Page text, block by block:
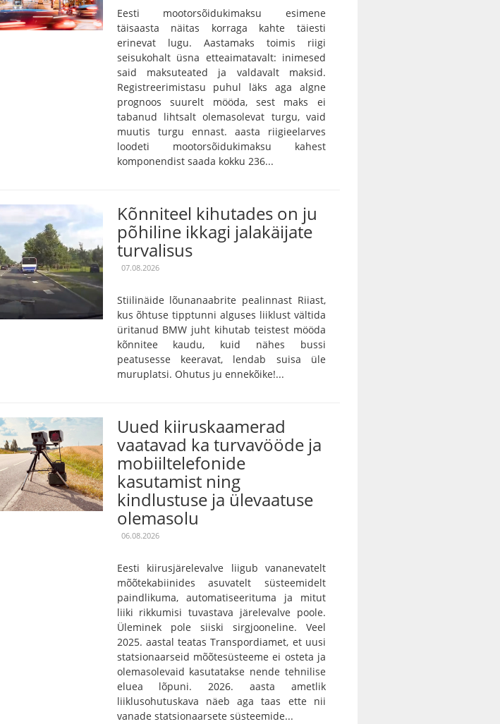
Eesti mootorsõidukimaksu esimene
täisaasta näitas korraga kahte täiesti
erinevat lugu. Aastamaks toimis riigi
seisukohalt üsna etteaimatavalt: inimesed
said maksuteated ja valdavalt maksid.
Registreerimistasu puhul läks aga algne
prognoos suurelt mööda, sest maks ei
tabanud lihtsalt olemasolevat turgu, vaid
muutis turgu ennast. aasta riigieelarves
loodeti mootorsõidukimaksu kahest
komponendist saada kokku 236...
Kõnniteel kihutades on ju
põhiline ikkagi jalakäijate
turvalisus
07.08.2026
Stiilinäide lõunanaabrite pealinnast Riiast,
kus õhtuse tipptunni alguses liiklust vältida
üritanud BMW juht kihutab teistest mööda
kõnnitee kaudu, kuid nähes bussi
peatusesse keeravat, lendab suisa üle
muruplatsi. Ohutus ju ennekõike!...
Uued kiiruskaamerad
vaatavad ka turvavööde ja
mobiiltelefonide
kasutamist ning
kindlustuse ja ülevaatuse
olemasolu
06.08.2026
Eesti kiirusjärelevalve liigub vananevatelt
mõõtekabiinides asuvatelt süsteemidelt
paindlikuma, automatiseerituma ja mitut
liiki rikkumisi tuvastava järelevalve poole.
Üleminek pole siiski sirgjooneline. Veel
2025. aastal teatas Transpordiamet, et uusi
statsionaarseid mõõtesüsteeme ei osteta ja
olemasolevaid kasutatakse nende tehnilise
eluea lõpuni. 2026. aasta ametlik
liiklusohutuskava näeb aga taas ette nii
vanade statsionaarsete süsteemide...